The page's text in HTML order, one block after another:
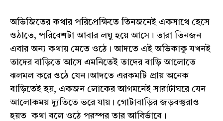
অভিজিতের কথার পরিপ্রেক্ষিতে তিনজনেই একসাথে হেসে
ওঠাতে, পরিবেশটা আবার লঘু হয়ে আসে। তারা তিনজন
এবার অন্য কথায় মেতে ওঠে। আদতে এই অভিকাকু যখনই
তাদের বাড়িতে আসে এমনিতেই তাদের বাড়ি আলোতে
ঝলমল করে ওঠে যেন।আদতে এরকমটি প্রায় অনেক
বাড়িতেই হয়, একজন লোকের আগমনেই সারাটাঘরে যেন
আলোকময় দ্যুতিতে ভরে যায়। গোটাবাড়ির জড়বস্তুরাও
হয়ত কথা বলে ওঠে পরস্পর তার আবির্ভাবে।